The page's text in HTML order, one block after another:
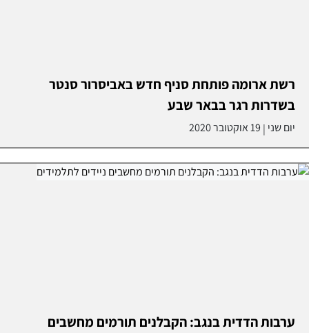
רשת ארומה פותחת סניף חדש באביסרור סנטר
בשדרות רגר בבאר שבע
יום שני | 19 אוקטובר 2020
ערבות הדדית בנגב: הקבלנים תורמים מחשבים